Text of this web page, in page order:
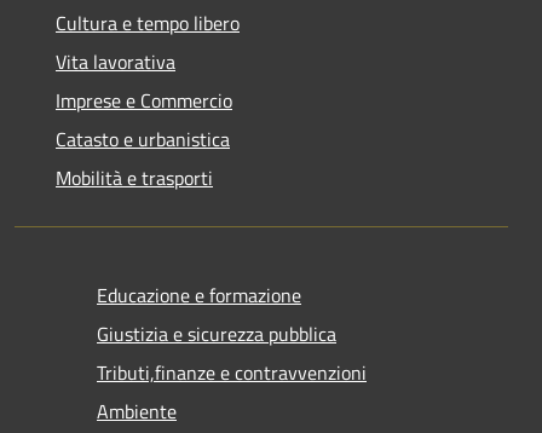
Cultura e tempo libero
Vita lavorativa
Imprese e Commercio
Catasto e urbanistica
Mobilità e trasporti
Educazione e formazione
Giustizia e sicurezza pubblica
Tributi,finanze e contravvenzioni
Ambiente